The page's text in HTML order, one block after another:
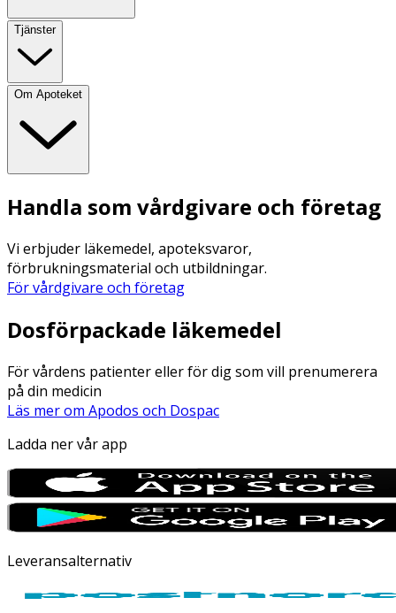
Tjänster
Om Apoteket
Handla som vårdgivare och företag
Vi erbjuder läkemedel, apoteksvaror,
förbrukningsmaterial och utbildningar.
För vårdgivare och företag
Dosförpackade läkemedel
För vårdens patienter eller för dig som vill prenumerera
på din medicin
Läs mer om Apodos och Dospac
Ladda ner vår app
Leveransalternativ